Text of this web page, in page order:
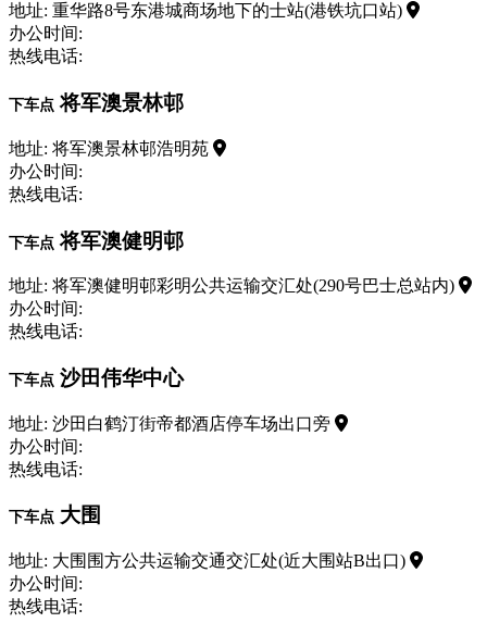
地址: 重华路8号东港城商场地下的士站(港铁坑口站)
办公时间:
热线电话:
下车点 将军澳景林邨
地址: 将军澳景林邨浩明苑
办公时间:
热线电话:
下车点 将军澳健明邨
地址: 将军澳健明邨彩明公共运输交汇处(290号巴士总站内)
办公时间:
热线电话:
下车点 沙田伟华中心
地址: 沙田白鹤汀街帝都酒店停车场出口旁
办公时间:
热线电话:
下车点 大围
地址: 大围围方公共运输交通交汇处(近大围站B出口)
办公时间:
热线电话: